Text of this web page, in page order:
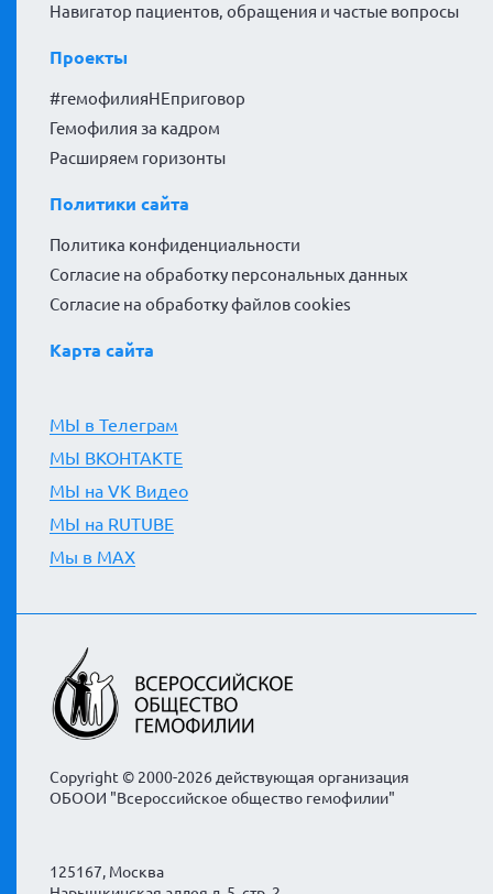
Навигатор пациентов, обращения и частые вопросы
Проекты
#гемофилияНЕприговор
Гемофилия за кадром
Расширяем горизонты
Политики сайта
Политика конфиденциальности
Согласие на обработку персональных данных
Согласие на обработку файлов cookies
Карта сайта
МЫ в Телеграм
МЫ ВКОНТАКТЕ
МЫ на VK Видео
МЫ на RUTUBE
Мы в MAX
Copyright © 2000-2026 действующая организация
ОБООИ "Всероссийское общество гемофилии"
125167, Москва